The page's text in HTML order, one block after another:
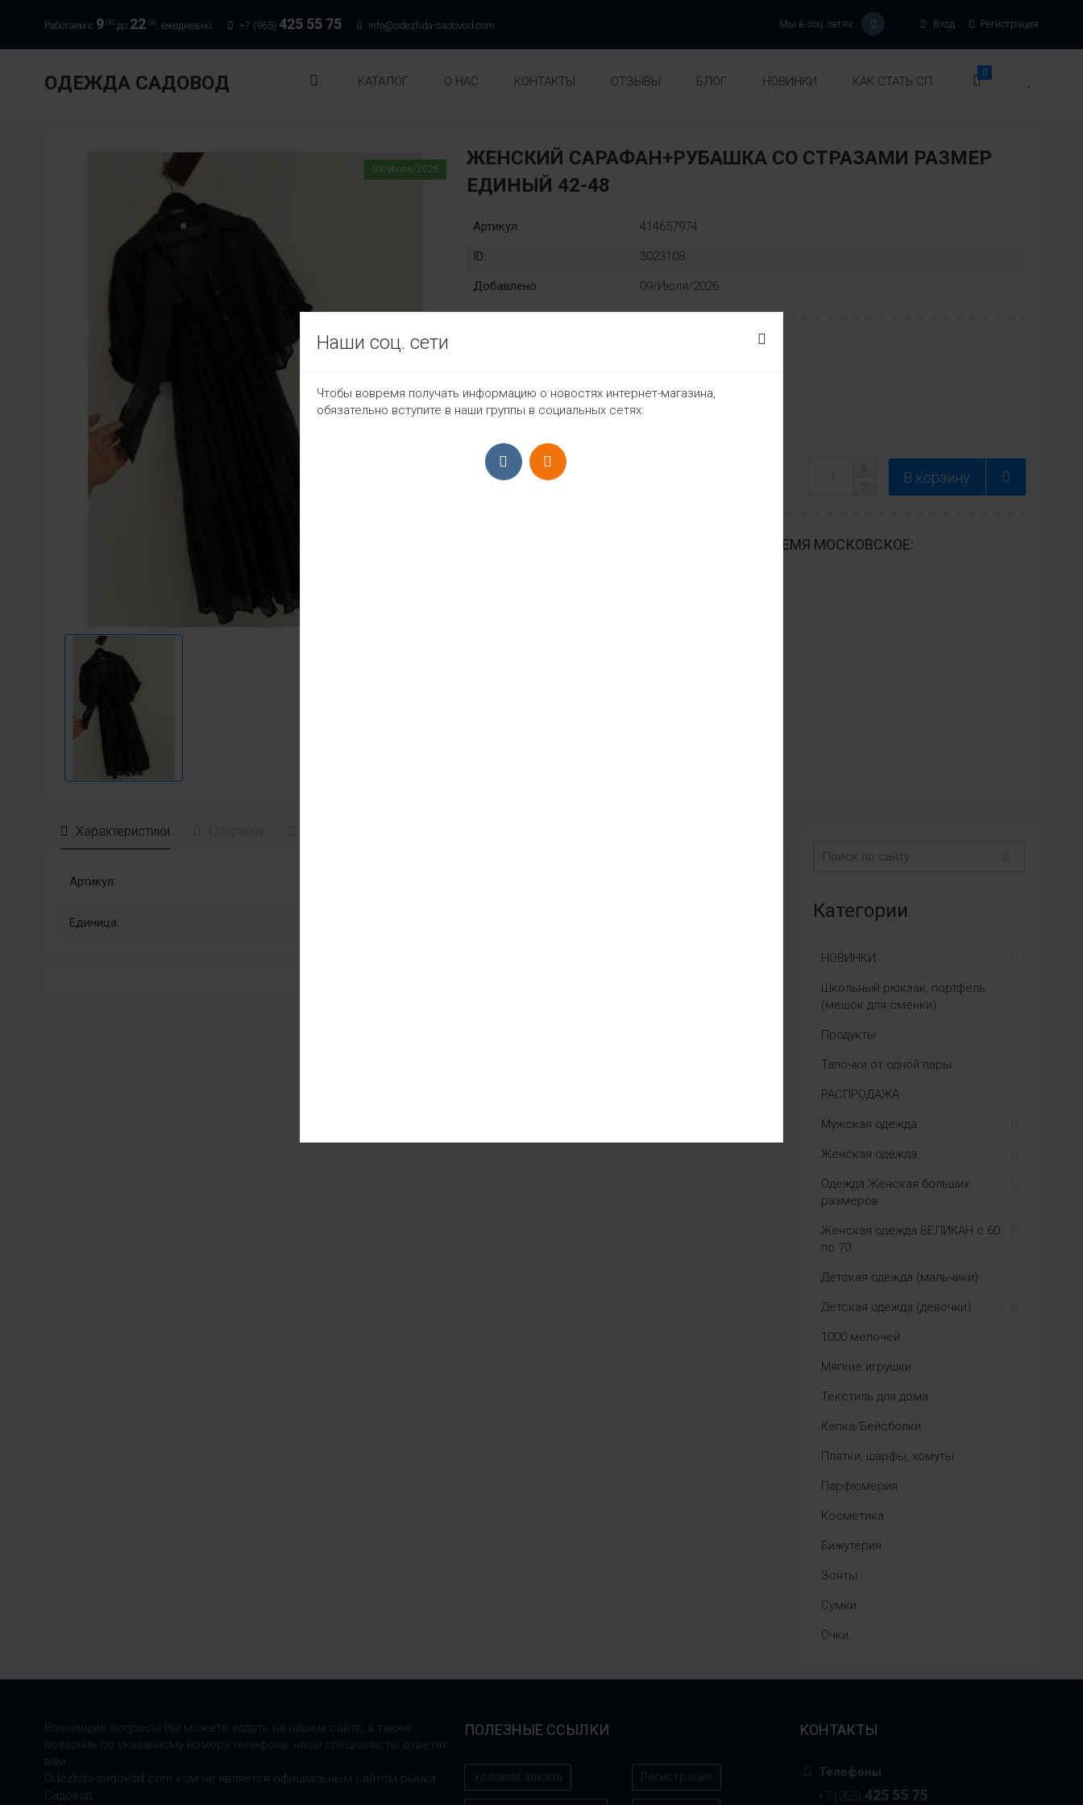
Работаем с 9 00 до 22 00, ежедневно: +7 (965) 425 55 75 info@odezhda-sadovod.com Вход Регистрация
Мы в соц. сетях:
ОДЕЖДА САДОВОД КАТАЛОГ О НАС КОНТАКТЫ ОТЗЫВЫ БЛОГ НОВИНКИ КАК СТАТЬ СП
0
09/Июля/2026
ЖЕНСКИЙ САРАФАН+РУБАШКА СО СТРАЗАМИ РАЗМЕР
ЕДИНЫЙ 42-48
Артикул: 414657974
ID: 3023108
Добавлено: 09/Июля/2026
1995₽
ПРИЁМ ЗАКАЗОВ С 9:00-22:00, ЕЖЕДНЕВНО ВРЕМЯ МОСКОВСКОЕ:
Характеристики
Артикул:
Единица:
Категории
НОВИНКИ
Школьный рюкзак, портфель
(мешок для сменки)
Продукты
Тапочки от одной пары
РАСПРОДАЖА
Мужская одежда
Женская одежда
Одежда Женская больших
размеров
Женская одежда ВЕЛИКАН с 60
по 70
Детская одежда (мальчики)
Детская одежда (девочки)
1000 мелочей
Мягкие игрушки
Текстиль для дома
Кепка/Бейсболки
Платки, шарфы, хомуты
Парфюмерия
Косметика
Бижутерия
Зонты
Сумки
Очки
Возникшие вопросы Вы можете задать на нашем сайте, а также
позвонив по указанному номеру телефона: наши специалисты ответят
вам.
Odezhda-sadovod.com.ком-не является официальным сайтом рынка
Садовод.
ПОЛЕЗНЫЕ ССЫЛКИ
Условия заказа Регистрация
КОНТАКТЫ
Телефоны
+7 (965) 425 55 75
Наши соц. сети
Чтобы вовремя получать информацию о новостях интернет-магазина,
обязательно вступите в наши группы в социальных сетях: